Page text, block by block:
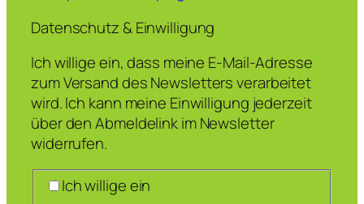
Datenschutz & Einwilligung
Ich willige ein, dass meine E-Mail-Adresse
zum Versand des Newsletters verarbeitet
wird. Ich kann meine Einwilligung jederzeit
über den Abmeldelink im Newsletter
widerrufen.
Ich willige ein